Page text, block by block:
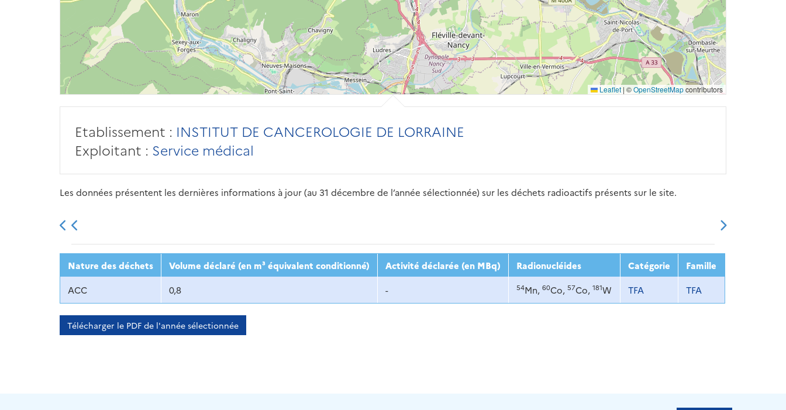
Leaflet | ©OpenStreetMapcontributors
Etablissement : INSTITUT DE CANCEROLOGIE DE LORRAINE
Exploitant : Service médical
Les données présentent les dernières informations à jour (au 31 décembre de l’année sélectionnée) sur les déchets radioactifs présents sur le site.
2013 2014 2015 2016 2017 2018 2019 2020 2021 2022 2023
Nature des déchets Volume déclaré (en m³ équivalent conditionné) Activité déclarée (en MBq) Radionucléides Catégorie
Famille
ACC
0,8 - 54Mn, 60Co, 57Co, 181W TFA TFA
Télécharger le PDF de l'année sélectionnée